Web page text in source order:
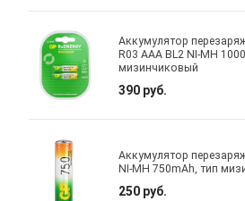
Аккумулятор
R03 AAA BL2 NI-MH
мизинчиковый
390 руб.
Аккумулятор
NI-MH 750mAh, тип
250 руб.